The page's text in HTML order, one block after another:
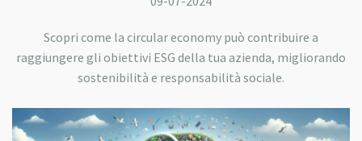
Scopri come la circular economy può contribuire a
raggiungere gli obiettivi ESG della tua azienda, migliorando
sostenibilità e responsabilità sociale.